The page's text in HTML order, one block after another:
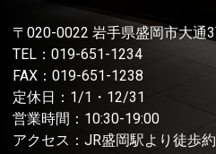
〒020-0022 岩手県盛岡市大通
TEL： 019-651-1234
FAX：019-651-1238
定休日：1/1・12/31
営業時間：10:30-19:00
アクセス：JR盛岡駅より徒歩